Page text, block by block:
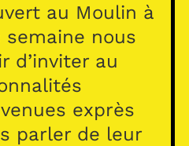
au Moulin à
semaine nous
d’inviter au
exprès
parler de leur